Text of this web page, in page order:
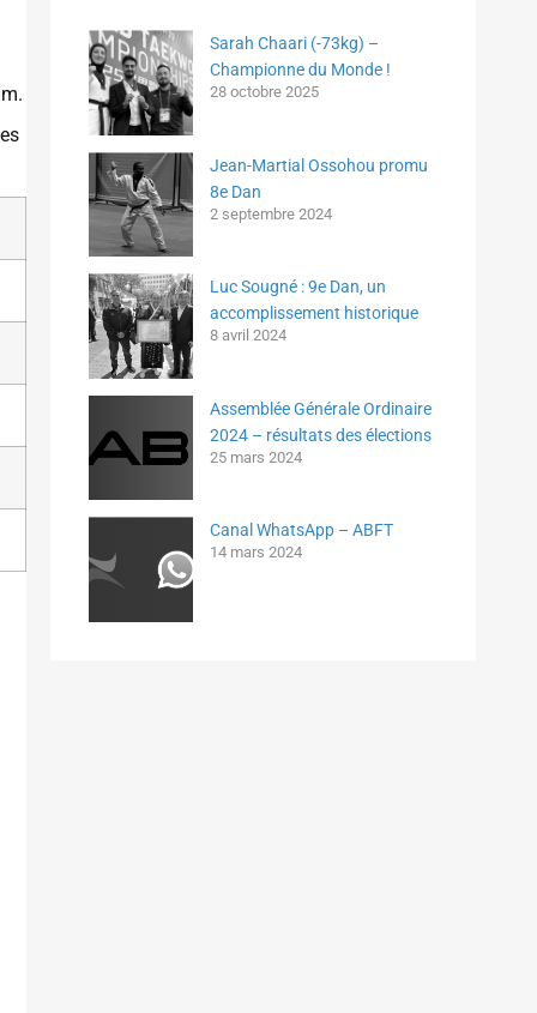
Sarah Chaari (-73kg) –
Championne du Monde !
28 octobre 2025
Jean-Martial Ossohou promu
8e Dan
2 septembre 2024
Luc Sougné : 9e Dan, un
accomplissement historique
8 avril 2024
Assemblée Générale Ordinaire
2024 – résultats des élections
25 mars 2024
Canal WhatsApp – ABFT
14 mars 2024